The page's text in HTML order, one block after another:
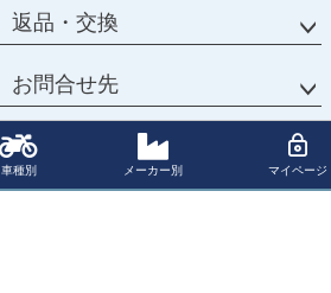
車種別 メーカー別 マイページ
返品・交換
お問合せ先
カテゴリー